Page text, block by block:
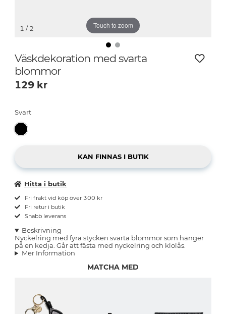
Touch to zoom
1 / 2
Väskdekoration med svarta
blommor
129 kr
Svart
Hitta i butik
Fri frakt vid köp över 300 kr
Fri retur i butik
Snabb leverans
Beskrivning
Nyckelring med fyra stycken svarta blommor som hänger
på en kedja. Går att fästa med nyckelring och klolås.
Mer Information
MATCHA MED